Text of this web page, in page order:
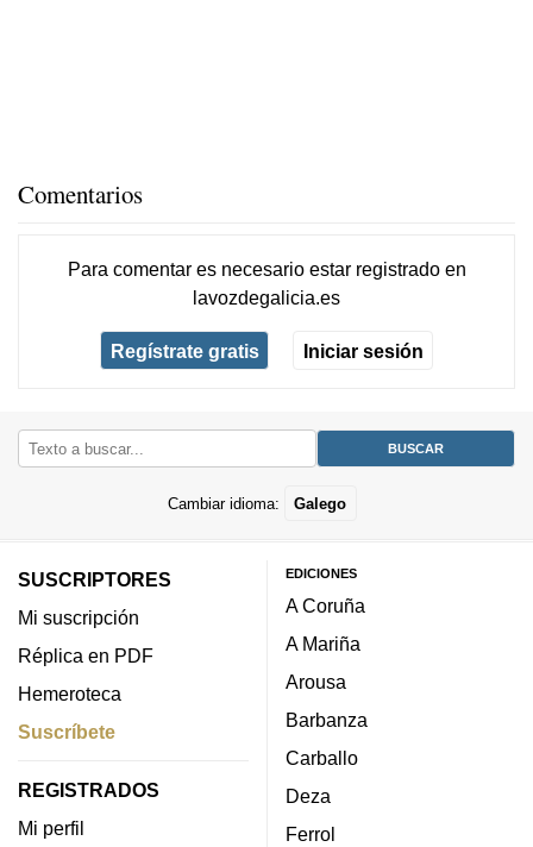
Comentarios
Para comentar es necesario estar registradoen
lavozdegalicia.es
Regístrate gratis Iniciar sesión
Cambiar idioma: Galego
SUSCRIPTORES
Mi suscripción
Réplica en PDF
Hemeroteca
Suscríbete
REGISTRADOS
Mi perfil
EDICIONES
A Coruña
A Mariña
Arousa
Barbanza
Carballo
Deza
Ferrol